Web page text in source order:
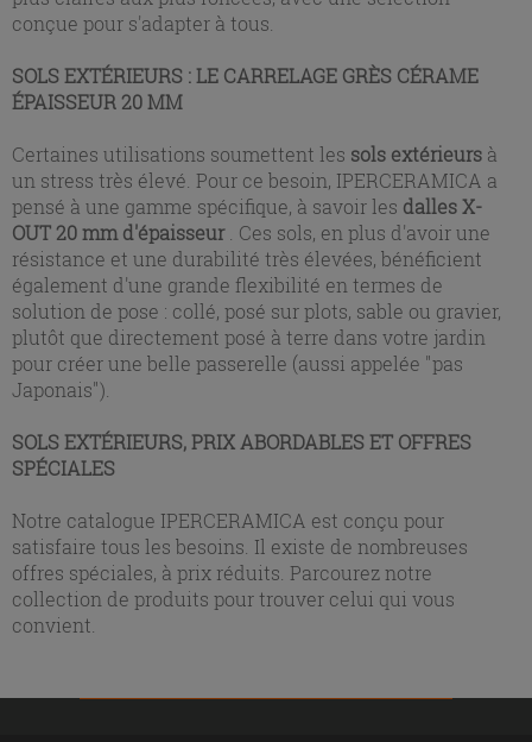
conçue pour s'adapter à tous.
SOLS EXTÉRIEURS : LE CARRELAGE GRÈS CÉRAME
ÉPAISSEUR 20 MM
Certaines utilisations soumettent les sols extérieurs à
un stress très élevé. Pour ce besoin, IPERCERAMICA a
pensé à une gamme spécifique, à savoir les dalles X-
OUT 20 mm d'épaisseur . Ces sols, en plus d'avoir une
résistance et une durabilité très élevées, bénéficient
également d'une grande flexibilité en termes de
solution de pose : collé, posé sur plots, sable ou gravier,
plutôt que directement posé à terre dans votre jardin
pour créer une belle passerelle (aussi appelée "pas
Japonais").
SOLS EXTÉRIEURS, PRIX ABORDABLES ET OFFRES
SPÉCIALES
Notre catalogue IPERCERAMICA est conçu pour
satisfaire tous les besoins. Il existe de nombreuses
offres spéciales, à prix réduits. Parcourez notre
collection de produits pour trouver celui qui vous
convient.